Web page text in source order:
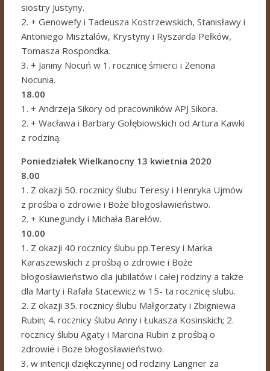
siostry Justyny.
2. + Genowefy i Tadeusza Kostrzewskich, Stanisławy i
Antoniego Misztalów, Krystyny i Ryszarda Pełków,
Tomasza Rospondka.
3. + Janiny Nocuń w 1. rocznicę śmierci i Zenona
Nocunia.
18.00
1. + Andrzeja Sikory od pracowników APJ Sikora.
2. + Wacława i Barbary Gołębiowskich od Artura Kawki
z rodziną.
Poniedziałek Wielkanocny 13 kwietnia 2020
8.00
1. Z okazji 50. rocznicy ślubu Teresy i Henryka Ujmów
z prośba o zdrowie i Boże błogosławieństwo.
2. + Kunegundy i Michała Barełów.
10.00
1. Z okazji 40 rocznicy ślubu pp.Teresy i Marka
Karaszewskich z prośbą o zdrowie i Boże
błogosławieństwo dla jubilatów i całej rodziny a także
dla Marty i Rafała Stacewicz w 15- ta rocznicę slubu.
2. Z okazji 35. rocznicy ślubu Małgorzaty i Zbigniewa
Rubin; 4. rocznicy ślubu Anny i Łukasza Kosinskich; 2.
rocznicy ślubu Agaty i Marcina Rubin z prośbą o
zdrowie i Boże błogosławieństwo.
3. w intencji dziękczynnej od rodziny Langner za